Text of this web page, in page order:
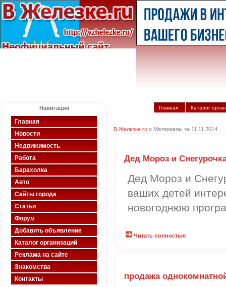
Навигация
Главная
Новости
Недвижимость
Работа
Барахолка
Авто
Сайты города
Статьи
Форум
Добавить объявление
Каталог организаций
Реклама на сайте
Знакомства
Контакты
Главная Каталог
В Железке.ru » Материалы за 11.11.2014
Дед Мороз и Снегурочка
Дед Мороз и
ваших детей
новогоднюю
Читать полностью
продажа